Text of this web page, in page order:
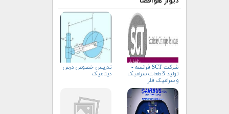
شرکت SCT فرانسه -
تولید قطعات سرامیک
و سرامیک فلز
تدریس خصوص درس
دینامیک